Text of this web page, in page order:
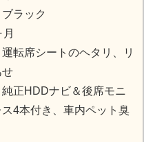
ラック
運転席シートのヘタリ、リ
せ
純正HDDナビ＆後席モニ
4本付き、車内ペット臭